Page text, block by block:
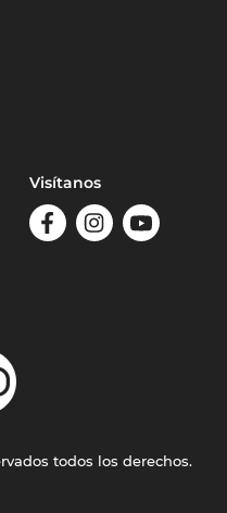
Visítanos
todos los derechos.